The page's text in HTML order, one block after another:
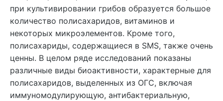
при культивировании грибов образуется большое
количество полисахаридов, витаминов и
некоторых микроэлементов. Кроме того,
полисахариды, содержащиеся в SMS, также очень
ценны. В целом ряде исследований показаны
различные виды биоактивности, характерные для
полисахаридов, выделенных из ОГС, включая
иммуномодулирующую, антибактериальную,